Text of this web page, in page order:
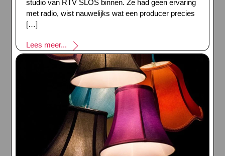
studio van RTV SLOS binnen. Ze had geen ervaring
met radio, wist nauwelijks wat een producer precies
[…]
Lees meer...